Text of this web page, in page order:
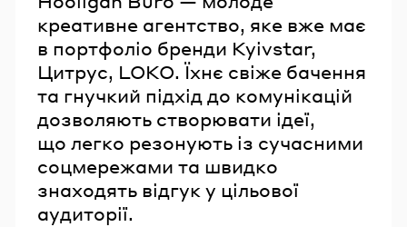
креативне агентство, яке вже має
в портфоліо бренди Kyivstar,
Цитрус, LOKO. Їхнє свіже бачення
та гнучкий підхід до комунікацій
дозволяють створювати ідеї,
що легко резонують із сучасними
соцмережами та швидко
знаходять відгук у цільової
аудиторії.